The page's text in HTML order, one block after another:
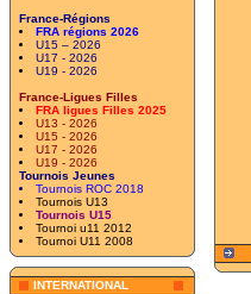
France-Régions
FRA régions 2026
U15 – 2026
U17 - 2026
U19 - 2026
France-Ligues Filles
FRA ligues Filles 2025
U13 - 2026
U15 - 2026
U17 - 2026
U19 - 2026
Tournois Jeunes
Tournois ROC 2018
Tournois U13
Tournois U15
Tournoi u11 2012
Tournoi U11 2008
INTERNATIONAL